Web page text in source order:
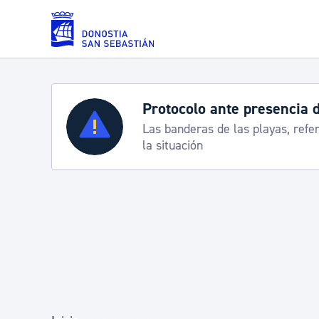
Saltar al contenido principal
Servicios
Padrón y asuntos personales
Semana Grande 2026:
8-15 agosto